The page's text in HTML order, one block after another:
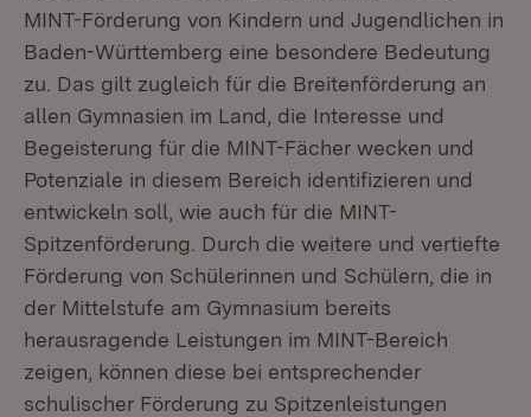
MINT-Förderung von Kindern und Jugendlichen in
Baden-Württemberg eine besondere Bedeutung
zu. Das gilt zugleich für die Breitenförderung an
allen Gymnasien im Land, die Interesse und
Begeisterung für die MINT-Fächer wecken und
Potenziale in diesem Bereich identifizieren und
entwickeln soll, wie auch für die MINT-
Spitzenförderung. Durch die weitere und vertiefte
Förderung von Schülerinnen und Schülern, die in
der Mittelstufe am Gymnasium bereits
herausragende Leistungen im MINT-Bereich
zeigen, können diese bei entsprechender
schulischer Förderung zu Spitzenleistungen